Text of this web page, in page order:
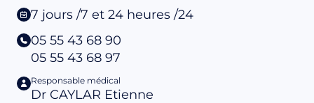
7 jours /7 et 24 heures /24
05 55 43 68 90
05 55 43 68 97
Responsable médical
Dr CAYLAR Etienne